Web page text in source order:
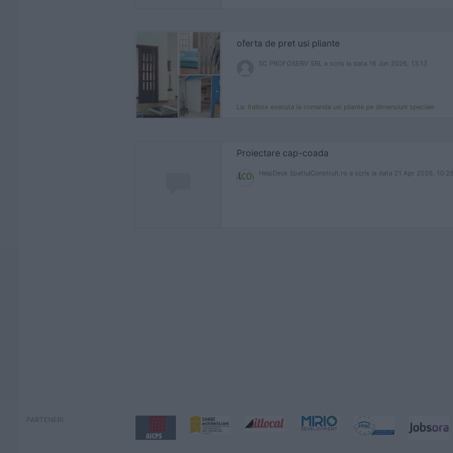
oferta de pret usi pliante
SC PROFOSERV SRL a scris la data 16 Jun 2026, 13:13
La: Italbox executa la comanda usi pliante pe dimensiuni speciale
Proiectare cap-coada
HelpDesk SpatiulConstruit.ro a scris la data 21 Apr 2026,
PARTENERI